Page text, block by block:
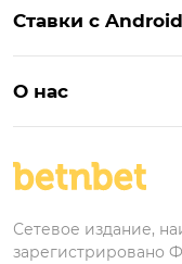
Пари
Леон
Zenit
Бонусы Леон
БК для ставок с
Ставки с Android
Фонбет на Андроид
Олимп на Андроид
О нас
Пользовательское
данных
Сетевое издание,
зарегистрировано